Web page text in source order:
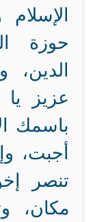
حوزة
الدين،
عزيز
باسمك
أجبت،
تنصر
مكان،